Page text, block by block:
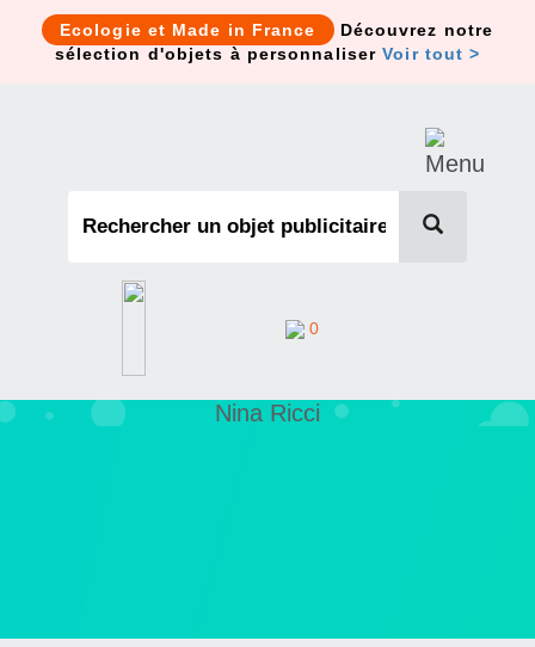
Ecologie et Made in France
Découvrez notre
sélection d'objets à personnaliserVoir tout >
0
Nina Ricci
Cookies management panel